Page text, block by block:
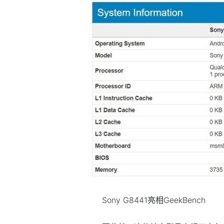
Sony G8441亮相GeekBench